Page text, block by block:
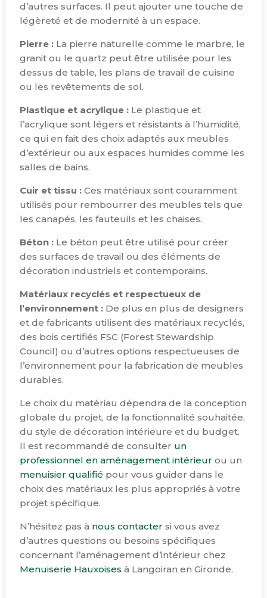
d’autres surfaces. Il peut ajouter une touche de
légèreté et de modernité à un espace.
Pierre : La pierre naturelle comme le marbre, le
granit ou le quartz peut être utilisée pour les
dessus de table, les plans de travail de cuisine
ou les revêtements de sol.
Plastique et acrylique : Le plastique et
l’acrylique sont légers et résistants à l’humidité,
ce qui en fait des choix adaptés aux meubles
d’extérieur ou aux espaces humides comme les
salles de bains.
Cuir et tissu : Ces matériaux sont couramment
utilisés pour rembourrer des meubles tels que
les canapés, les fauteuils et les chaises.
Béton : Le béton peut être utilisé pour créer
des surfaces de travail ou des éléments de
décoration industriels et contemporains.
Matériaux recyclés et respectueux de
l’environnement : De plus en plus de designers
et de fabricants utilisent des matériaux recyclés,
des bois certifiés FSC (Forest Stewardship
Council) ou d’autres options respectueuses de
l’environnement pour la fabrication de meubles
durables.
Le choix du matériau dépendra de la conception
globale du projet, de la fonctionnalité souhaitée,
du style de décoration intérieure et du budget.
Il est recommandé de consulter un
professionnel en aménagement intérieur ou un
menuisier qualifié pour vous guider dans le
choix des matériaux les plus appropriés à votre
projet spécifique.
N’hésitez pas à nous contacter si vous avez
d’autres questions ou besoins spécifiques
concernant l’aménagement d’intérieur chez
Menuiserie Hauxoises à Langoiran en Gironde.